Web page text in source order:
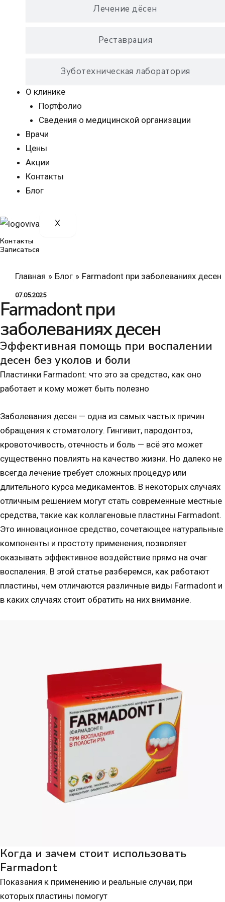
Лечение дёсен
Реставрация
Зуботехническая лаборатория
О клинике
Портфолио
Сведения о медицинской организации
Врачи
Цены
Акции
Контакты
Блог
X
Контакты
Записаться
Главная Блог Farmadont при заболеваниях десен
07.05.2025
Farmadont при
заболеваниях десен
Эффективная помощь при воспалении
десен без уколов и боли
Пластинки Farmadont: что это за средство, как оно
работает и кому может быть полезно
Заболевания десен — одна из самых частых причин
обращения к стоматологу. Гингивит, пародонтоз,
кровоточивость, отечность и боль — всё это может
существенно повлиять на качество жизни. Но далеко не
всегда лечение требует сложных процедур или
длительного курса медикаментов. В некоторых случаях
отличным решением могут стать современные местные
средства, такие как коллагеновые пластины Farmadont.
Это инновационное средство, сочетающее натуральные
компоненты и простоту применения, позволяет
оказывать эффективное воздействие прямо на очаг
воспаления. В этой статье разберемся, как работают
пластины, чем отличаются различные виды Farmadont и
в каких случаях стоит обратить на них внимание.
Когда и зачем стоит использовать
Farmadont
Показания к применению и реальные случаи, при
которых пластины помогут